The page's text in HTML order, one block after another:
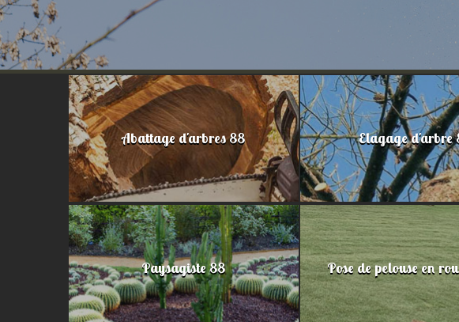
Abattage d'arbres 88 Elagage d'arbre
Paysagiste 88 Pose de pelouse en